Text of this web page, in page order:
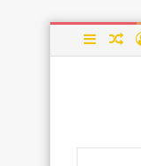
نوشته ورود